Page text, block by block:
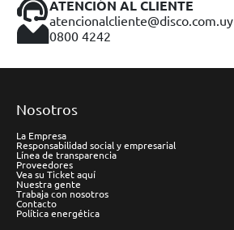
ATENCIÓN AL CLIENTE
atencionalcliente@disco.com.uy
0800 4242
Nosotros
La Empresa
Responsabilidad social y empresarial
Línea de transparencia
Proveedores
Vea su Ticket aquí
Nuestra gente
Trabaja con nosotros
Contacto
Política energética